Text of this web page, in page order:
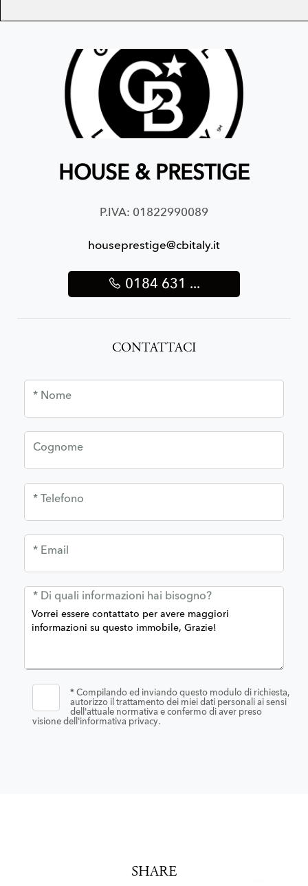
HOUSE & PRESTIGE
P.IVA: 01822990089
houseprestige@cbitaly.it
0184 631 ...
CONTATTACI
* Nome
Cognome
* Telefono
* Email
* Di quali informazioni hai bisogno?
*Compilando ed inviando questo modulo di richiesta,
autorizzo il trattamento dei miei dati personali ai sensi
dell'attuale normativa e confermo di aver preso
visione dell'informativa privacy.
SHARE